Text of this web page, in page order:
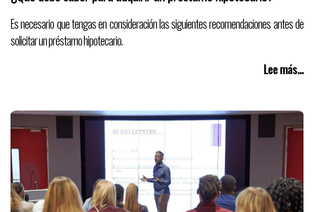
Es necesario que tengas en consideración las siguientes recomendaciones antes de
solicitar un préstamo hipotecario.
Lee más...